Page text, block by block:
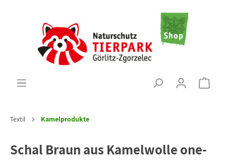
Textil Kamelprodukte
Schal Braun aus Kamelwolle one-